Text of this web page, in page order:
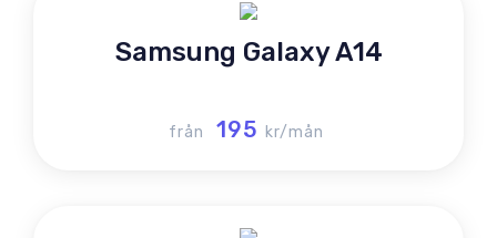
Samsung Galaxy A14
från 195 kr/mån